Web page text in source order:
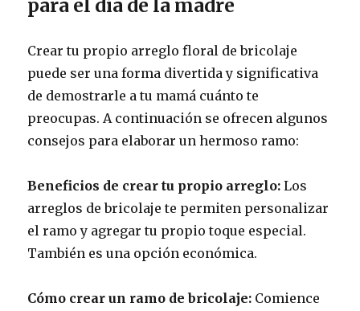
para el día de la madre
Crear tu propio arreglo floral de bricolaje
puede ser una forma divertida y significativa
de demostrarle a tu mamá cuánto te
preocupas. A continuación se ofrecen algunos
consejos para elaborar un hermoso ramo:
Beneficios de crear tu propio arreglo: Los
arreglos de bricolaje te permiten personalizar
el ramo y agregar tu propio toque especial.
También es una opción económica.
Cómo crear un ramo de bricolaje: Comience